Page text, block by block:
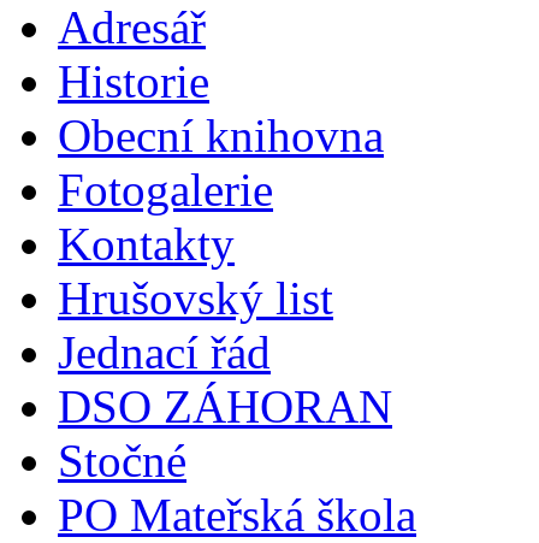
Adresář
Historie
Obecní knihovna
Fotogalerie
Kontakty
Hrušovský list
Jednací řád
DSO ZÁHORAN
Stočné
PO Mateřská škola